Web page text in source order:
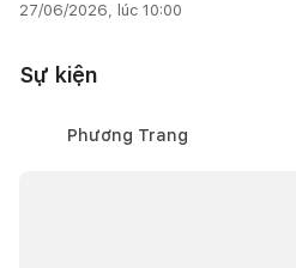
27/06/2026, lúc 10:00
Sự kiện
Phương Trang